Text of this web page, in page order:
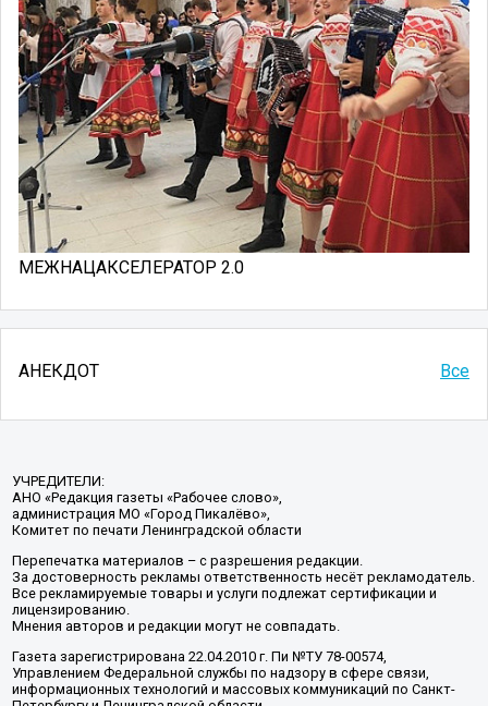
МЕЖНАЦАКСЕЛЕРАТОР 2.0
АНЕКДОТ Все
УЧРЕДИТЕЛИ:
АНО «Редакция газеты «Рабочее слово»,
администрация МО «Город Пикалёво»,
Комитет по печати Ленинградской области
Перепечатка материалов – с разрешения редакции.
За достоверность рекламы ответственность несёт рекламодатель.
Все рекламируемые товары и услуги подлежат сертификации и
лицензированию.
Мнения авторов и редакции могут не совпадать.
Газета зарегистрирована 22.04.2010 г. Пи №ТУ 78-00574,
Управлением Федеральной службы по надзору в сфере связи,
информационных технологий и массовых коммуникаций по Санкт-